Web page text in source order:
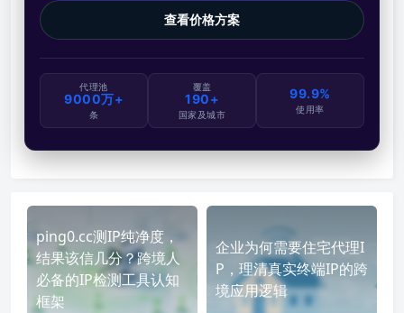
查看价格方案
代理池
9000万+
条
覆盖
190+
国家及城市
99.9%
使用率
ping0.cc测IP纯净度，
结果该信几分？跨境人
必备的IP检测工具认知
框架
企业为何需要住宅代理I
P，理清真实终端IP的跨
境应用逻辑